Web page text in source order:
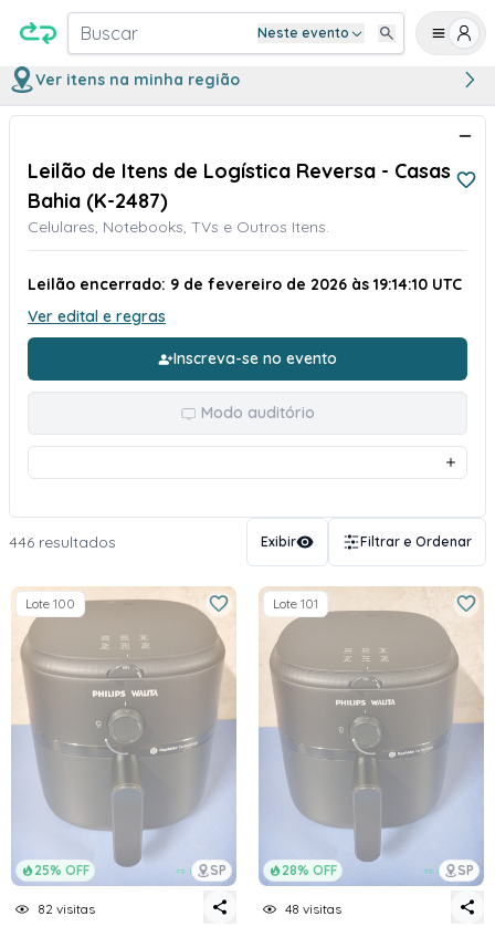
Buscar Neste evento
Ver itens na minha região
Leilão de Itens de Logística Reversa - Casas
Bahia (K-2487)
Celulares, Notebooks, TVs e Outros Itens.
Leilão encerrado: 9 de fevereiro de 2026 às 19:14:10 UTC
Ver edital e regras
Inscreva-se no evento
Modo auditório
446 resultados Exibir Filtrar e Ordenar
25% OFF SP
Lote 100
82 visitas
28% OFF SP
Lote 101
48 visitas